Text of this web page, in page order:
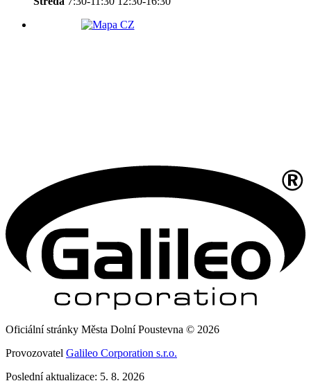
Oficiální stránky Města Dolní Poustevna © 2026
Provozovatel Galileo Corporation s.r.o.
Poslední aktualizace: 5. 8. 2026